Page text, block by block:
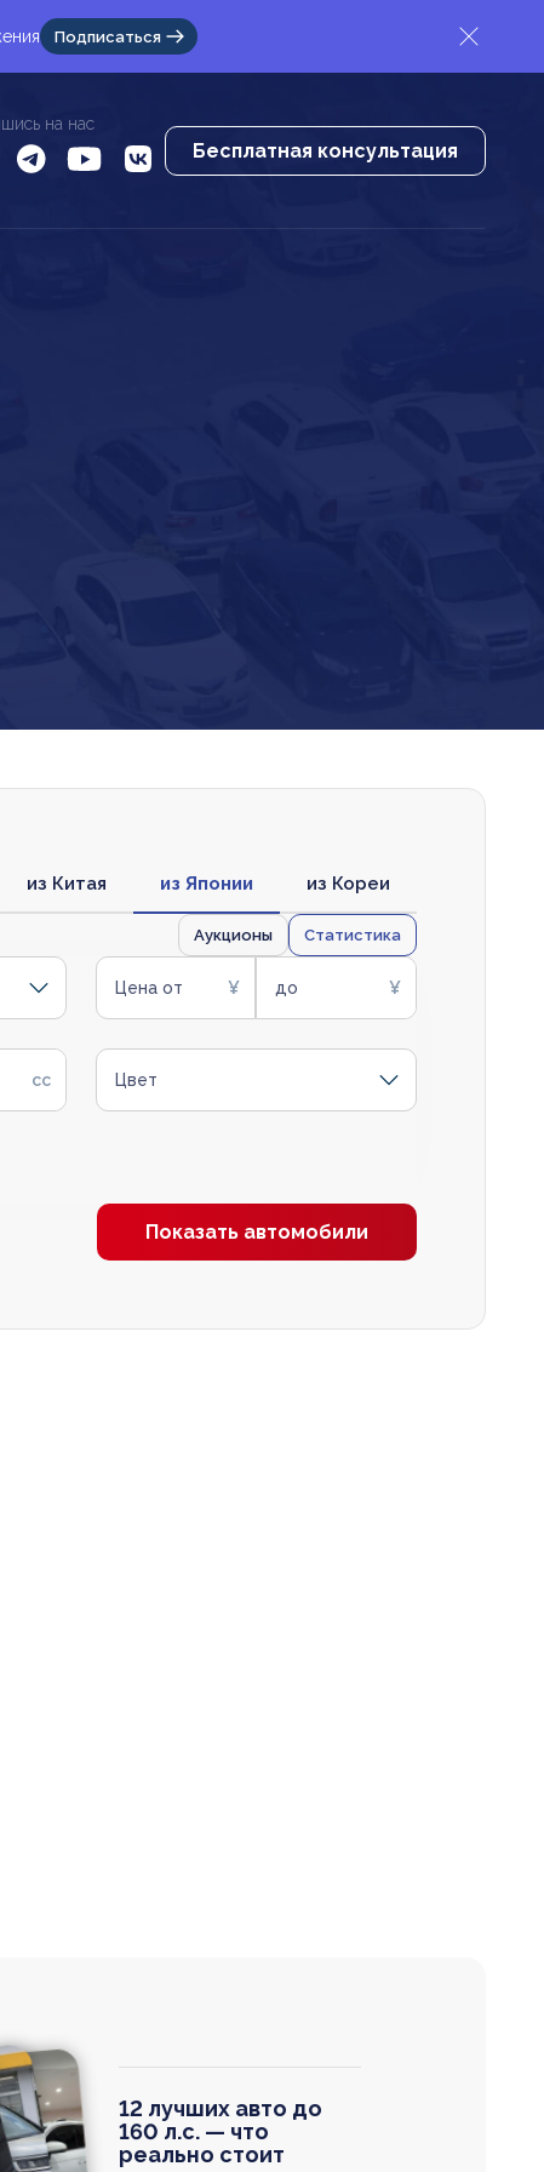
Подписаться
на нас
Бесплатная консультация
из Китая из Японии из Кореи
Аукционы Статистика
Цена от до
Цвет
Показать автомобили
12 лучших авто до
160 л.с. — что
реально стоит